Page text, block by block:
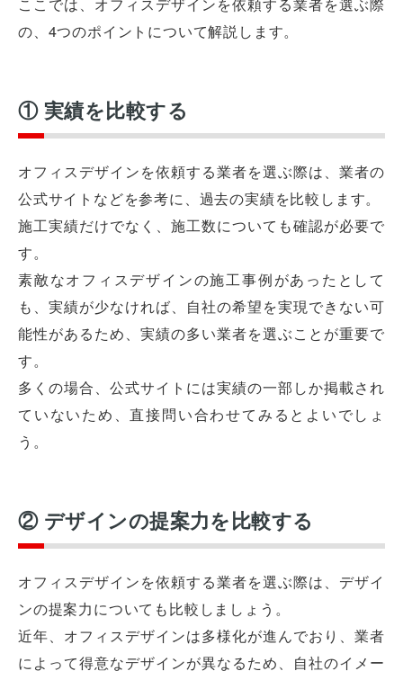
の、4つのポイントについて解説します。
① 実績を比較する
オフィスデザインを依頼する業者を選ぶ際は、業者の
公式サイトなどを参考に、過去の実績を比較します。
施工実績だけでなく、施工数についても確認が必要で
す。
素敵なオフィスデザインの施工事例があったとして
も、実績が少なければ、自社の希望を実現できない可
能性があるため、実績の多い業者を選ぶことが重要で
す。
多くの場合、公式サイトには実績の一部しか掲載され
ていないため、直接問い合わせてみるとよいでしょ
う。
② デザインの提案力を比較する
オフィスデザインを依頼する業者を選ぶ際は、デザイ
ンの提案力についても比較しましょう。
近年、オフィスデザインは多様化が進んでおり、業者
によって得意なデザインが異なるため、自社のイメー